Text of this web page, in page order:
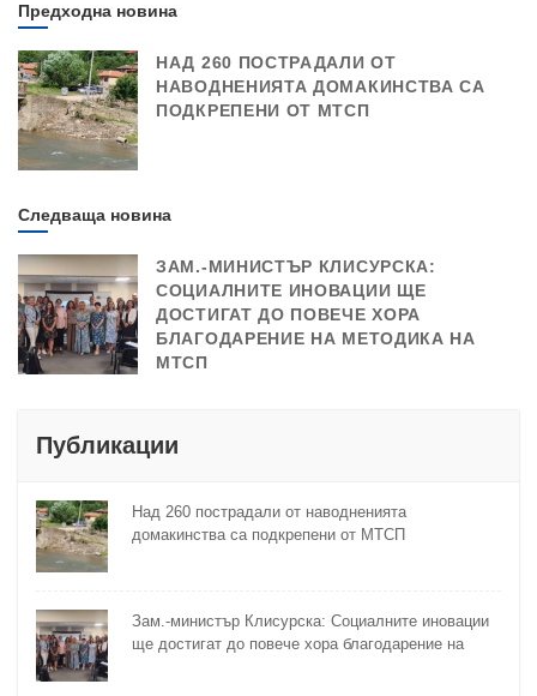
Предходна новина
НАД 260 ПОСТРАДАЛИ ОТ
НАВОДНЕНИЯТА ДОМАКИНСТВА СА
ПОДКРЕПЕНИ ОТ МТСП
Следваща новина
ЗАМ.-МИНИСТЪР КЛИСУРСКА:
СОЦИАЛНИТЕ ИНОВАЦИИ ЩЕ
ДОСТИГАТ ДО ПОВЕЧЕ ХОРА
БЛАГОДАРЕНИЕ НА МЕТОДИКА НА
МТСП
Публикации
Над 260 пострадали от наводненията
домакинства са подкрепени от МТСП
Зам.-министър Клисурска: Социалните иновации
ще достигат до повече хора благодарение на